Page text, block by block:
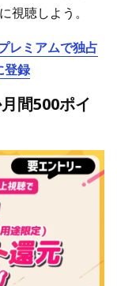
視聴しよう。
レミアムで独占
登録
間500ポイ